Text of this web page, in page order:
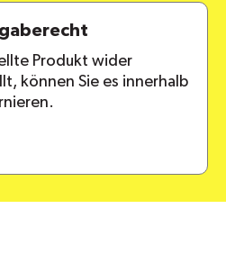
Produkt wider
können Sie es innerhalb